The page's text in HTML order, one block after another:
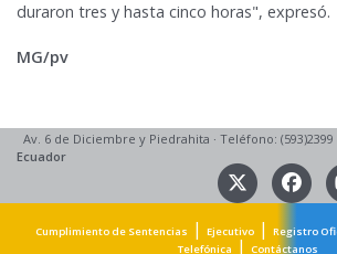
duraron tres y hasta cinco horas", expresó.
MG/pv
Av. 6 de Diciembre y Piedrahita · Teléfono: (593)2399
Ecuador
Cumplimiento de Sentencias | Ejecutivo| Registro
Telefónica
| Contáctanos